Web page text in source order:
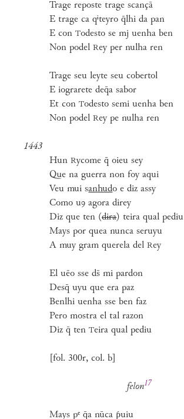
Trage reposte trage scançā
E trage ca qⁱteyro q̄lhi da pan
E conTodesto se mj uenha ben
Non podelRey per nulha ren
Trage seu leyte seu cobertol
E iograrete deq̄a sabor
Et conTodesto semi uenha ben
Non podelRey pe nulha ren
1443
HunRycome q̄ oieu sey
Que na guerra non foy aqui
Veu mui sanhudo e diz assy
Como uꝯ agora direy
Diz que ten (dira) teira qual pediu
Mays por quea nunca seruyu
A muy gram querela delRey
El uēo sse ds̄ mi pardon
Desq̄ uyu que era paz
Benlhi uenha sse ben faz
Pero mostra el tal razon
Diz q̄ tenTeira qual pediu
[fol. 300r, col. b]
felon17
Mays pᵉ q̄a nūca ƥuiu